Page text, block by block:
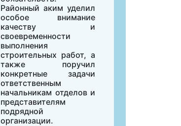
Районный аким уделил
особое внимание
качеству и
своевременности
выполнения
строительных работ, а
также поручил
конкретные задачи
ответственным
начальникам отделов и
представителям
подрядной
организации.